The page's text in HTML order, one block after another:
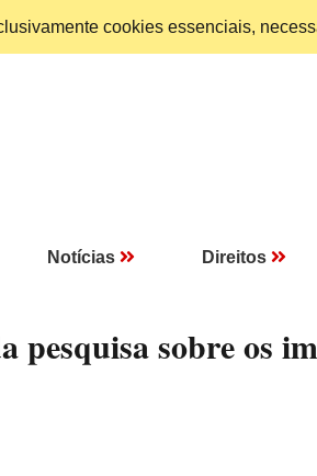
cookies essenciais,
Notícias Direitos
pesquisa sobre os